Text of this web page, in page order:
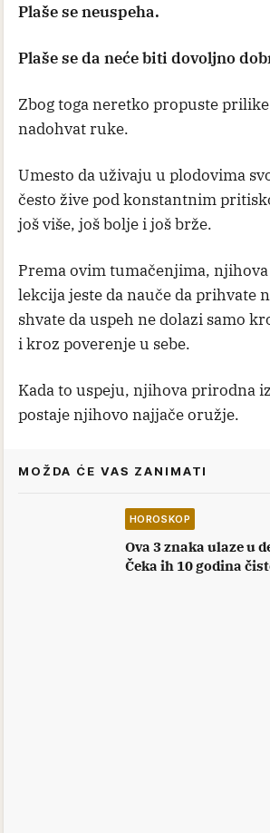
Plaše se neuspeha.
Plaše se da neće biti dovoljno
Zbog toga neretko propuste
nadohvat ruke.
Umesto da uživaju u plodovima
često žive pod konstantnim
još više, još bolje i još brže.
Prema ovim tumačenjima,
lekcija jeste da nauče da prihvate
shvate da uspeh ne dolazi samo
i kroz poverenje u sebe.
Kada to uspeju, njihova prirodna
postaje njihovo najjače oružje.
MOŽDA ĆE VAS ZANIMATI
HOROSKOP
Ova 3 znaka ulaze u
Čeka ih 10 godina